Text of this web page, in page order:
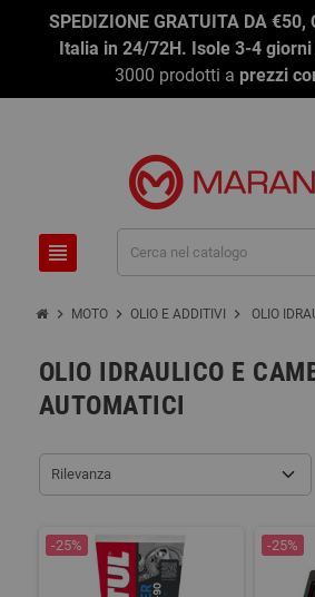
SPEDIZIONE GRATUITA DA
Italia in 24/72H. Isole 3-4
3000 prodotti a prezzi
view_headline
chevron_right MOTO chevron_right OLIO E ADDITIVI chevron_right OLIO
OLIO IDRAULICO E
AUTOMATICI
Rilevanza
-25% -25%